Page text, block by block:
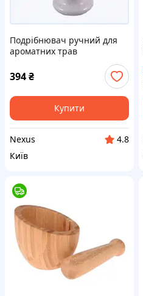
Подрібнювач ручний для
ароматних трав
394₴
Купити
Nexus
4.8
Київ